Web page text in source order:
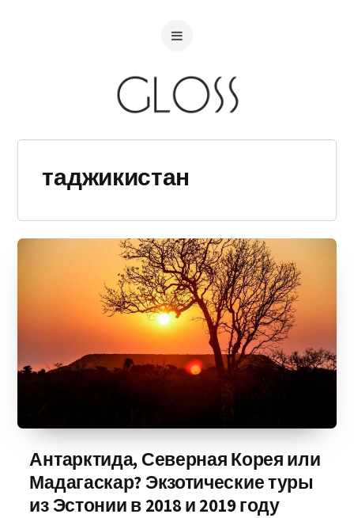
таджикистан
Антарктида, Северная Корея или
Мадагаскар? Экзотические туры
из Эстонии в 2018 и 2019 году